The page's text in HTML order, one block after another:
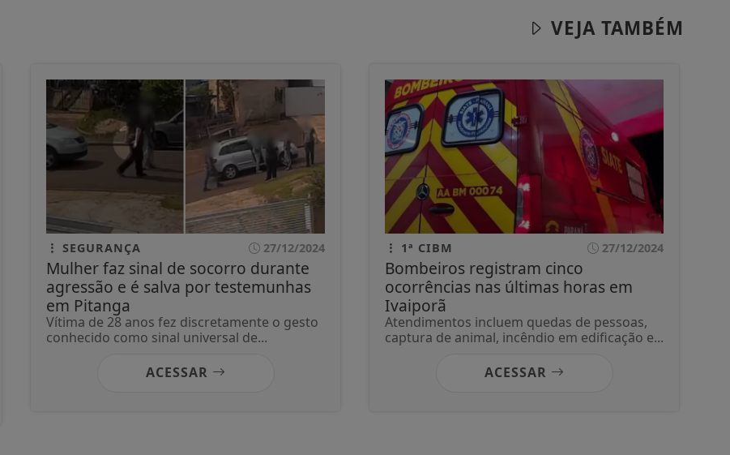
VEJA TAMBÉM
SEGURANÇA 27/12/2024
Mulher faz sinal de socorro durante
agressão e é salva por testemunhas
em Pitanga
Vítima de 28 anos fez discretamente o gesto
conhecido como sinal universal de...
ACESSAR
1ª CIBM 27/12/2024
Bombeiros registram cinco
ocorrências nas últimas horas em
Ivaiporã
Atendimentos incluem quedas de pessoas,
captura de animal, incêndio em edificação e...
ACESSAR